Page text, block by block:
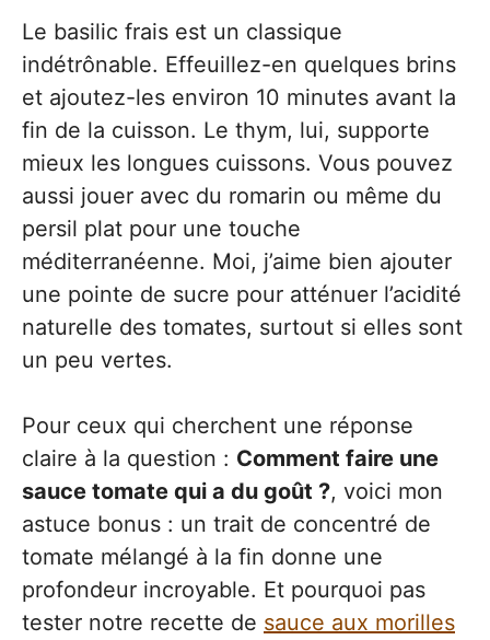
Le basilic frais est un classique
indétrônable. Effeuillez-en quelques brins
et ajoutez-les environ 10 minutes avant la
fin de la cuisson. Le thym, lui, supporte
mieux les longues cuissons. Vous pouvez
aussi jouer avec du romarin ou même du
persil plat pour une touche
méditerranéenne. Moi, j’aime bien ajouter
une pointe de sucre pour atténuer l’acidité
naturelle des tomates, surtout si elles sont
un peu vertes.
Pour ceux qui cherchent une réponse
claire à la question : Comment faire une
sauce tomate qui a du goût ?, voici mon
astuce bonus : un trait de concentré de
tomate mélangé à la fin donne une
profondeur incroyable. Et pourquoi pas
tester notre recette de sauce aux morilles